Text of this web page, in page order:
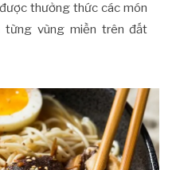
thưởng thức các món
từng vùng miền trên đất